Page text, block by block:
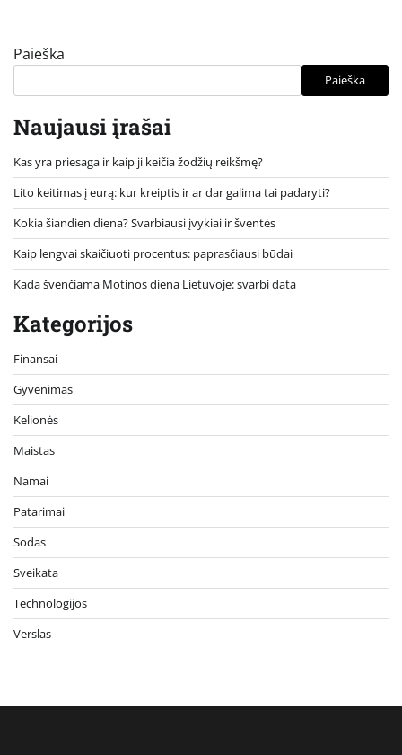
Paieška
Paieška
Naujausi įrašai
Kas yra priesaga ir kaip ji keičia žodžių reikšmę?
Lito keitimas į eurą: kur kreiptis ir ar dar galima tai padaryti?
Kokia šiandien diena? Svarbiausi įvykiai ir šventės
Kaip lengvai skaičiuoti procentus: paprasčiausi būdai
Kada švenčiama Motinos diena Lietuvoje: svarbi data
Kategorijos
Finansai
Gyvenimas
Kelionės
Maistas
Namai
Patarimai
Sodas
Sveikata
Technologijos
Verslas